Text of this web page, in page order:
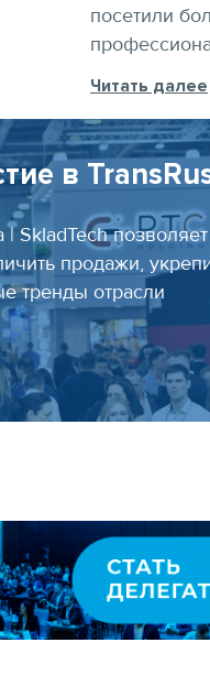
посетили
посетителей
Читать далее
в
| SkladTech
продажи,
тренды отрасли